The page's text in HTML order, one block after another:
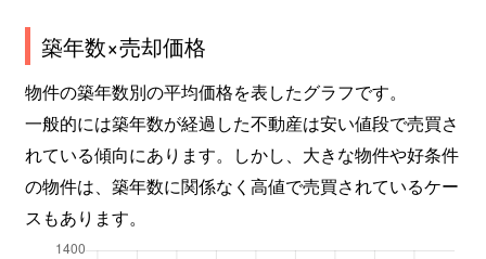
築年数×売却価格
物件の築年数別の平均価格を表したグラフです。
一般的には築年数が経過した不動産は安い値段で売買さ
れている傾向にあります。しかし、大きな物件や好条件
の物件は、築年数に関係なく高値で売買されているケー
スもあります。